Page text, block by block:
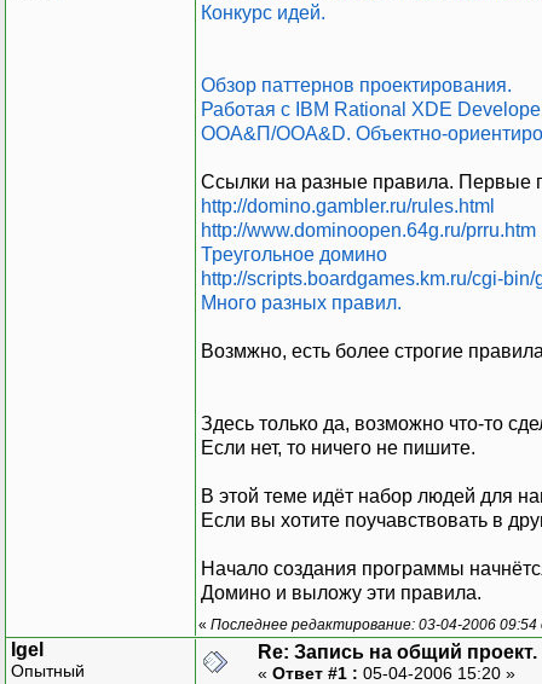
Конкурс идей.
Обзор паттернов проектирования.
Работая с IBM Rational XDE
ООА&П/OOA&D. Объектно-
Ссылки на разные правила. Первые
http://domino.gambler.ru/rules.html
http://www.dominoopen.64g.ru/prru.htm
Треугольное домино
http://scripts.boardgames.km.ru/cgi-
Много разных правил.
Возмжно, есть более строгие
Здесь только да, возможно что-то
Если нет, то ничего не пишите.
В этой теме идёт набор людей для
Если вы хотите поучавствовать в
Начало создания программы
Домино и выложу эти правила.
« Последнее редактирование: 03-04-2006
Igel
Опытный
Re: Запись на общий
« Ответ #1 : 05-04-2006 15:20 »